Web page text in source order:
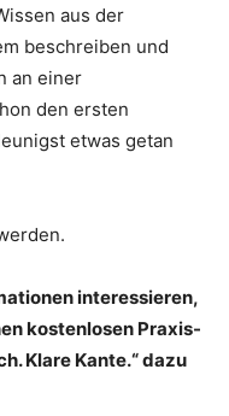
aus der
beschreiben und
an einer
den ersten
etwas getan
interessieren,
kostenlosen Praxis-
Klare Kante.“ dazu